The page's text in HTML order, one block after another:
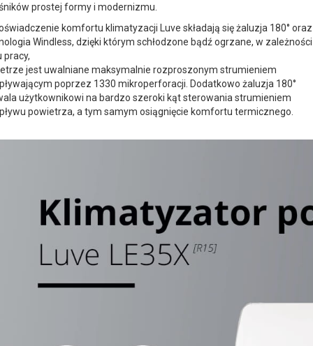
prostej formy i modernizmu.
komfortu klimatyzacji Luve składają się żaluzja 180° oraz
Windless, dzięki którym schłodzone bądź ogrzane, w
pracy,
jest uwalniane maksymalnie rozproszonym strumieniem
poprzez 1330 mikroperforacji. Dodatkowo żaluzja 180°
użytkownikowi na bardzo szeroki kąt sterowania strumieniem
powietrza, a tym samym osiągnięcie komfortu termicznego.